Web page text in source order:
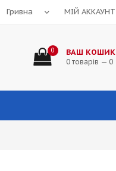
МІЙ АККАУНТ
0 ВАШ КОШИК
0 товарів — 0